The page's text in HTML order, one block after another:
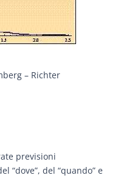
– Richter
previsioni
“dove”, del “quando” e